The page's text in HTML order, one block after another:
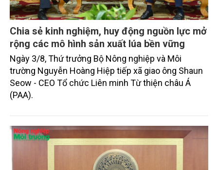
Chia sẻ kinh nghiệm, huy động nguồn lực mở
rộng các mô hình sản xuất lúa bền vững
Ngày 3/8, Thứ trưởng Bộ Nông nghiệp và Môi
trường Nguyễn Hoàng Hiệp tiếp xã giao ông Shaun
Seow - CEO Tổ chức Liên minh Từ thiện châu Á
(PAA).